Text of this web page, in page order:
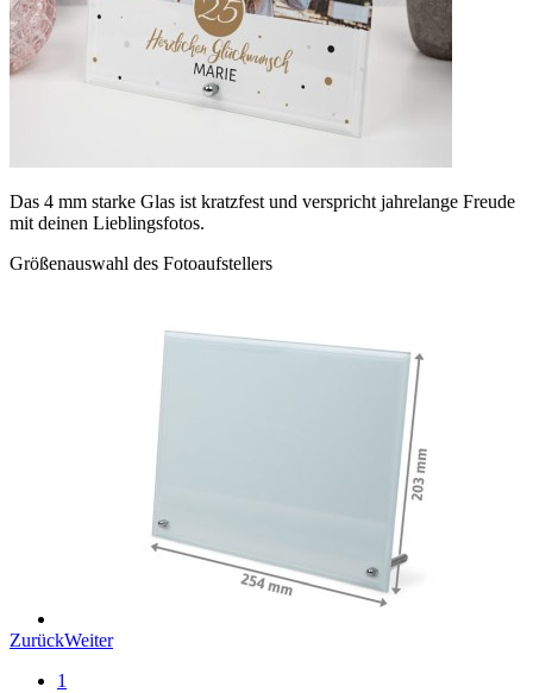
Das 4 mm starke Glas ist kratzfest und verspricht jahrelange Freude
mit deinen Lieblingsfotos.
Größenauswahl des Fotoaufstellers
ZurückWeiter
1